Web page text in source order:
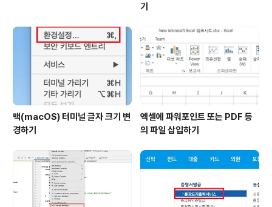
기
맥(macOS) 터미널 글자 크기 변
경하기
엑셀에 파워포인트 또는 PDF 등
의 파일 삽입하기